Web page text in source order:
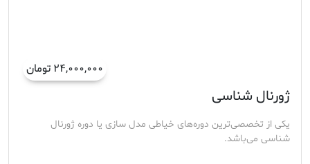
۲۴,۰۰۰,۰۰۰ تومان
ژورنال شناسی
یکی از تخصصی‌ترین دوره‌های خیاطی مدل سازی یا دوره ژورنال‌
شناسی می‌باشد.